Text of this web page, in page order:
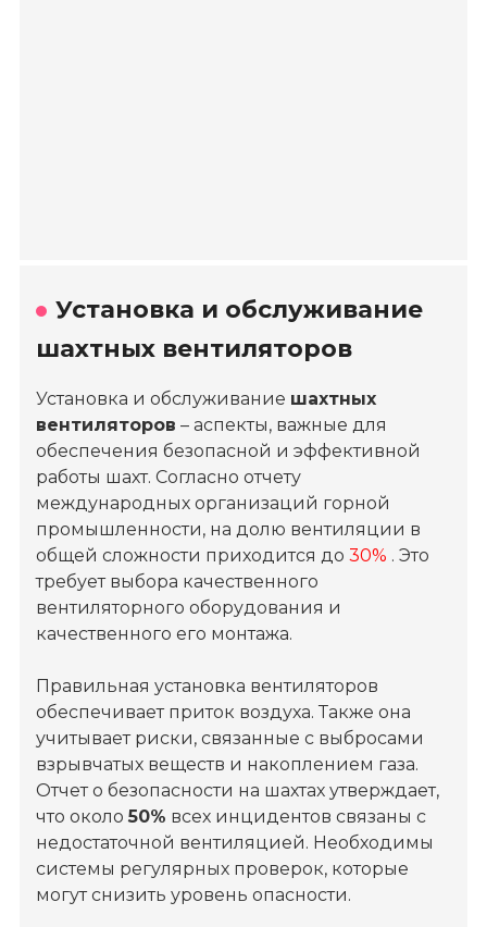
Установка и обслуживание
шахтных вентиляторов
Установка и обслуживание шахтных
вентиляторов – аспекты, важные для
обеспечения безопасной и эффективной
работы шахт. Согласно отчету
международных организаций горной
промышленности, на долю вентиляции в
общей сложности приходится до30% . Это
требует выбора качественного
вентиляторного оборудования и
качественного его монтажа.
Правильная установка вентиляторов
обеспечивает приток воздуха. Также она
учитывает риски, связанные с выбросами
взрывчатых веществ и накоплением газа.
Отчет о безопасности на шахтах утверждает,
что около50% всех инцидентов связаны с
недостаточной вентиляцией. Необходимы
системы регулярных проверок, которые
могут снизить уровень опасности.